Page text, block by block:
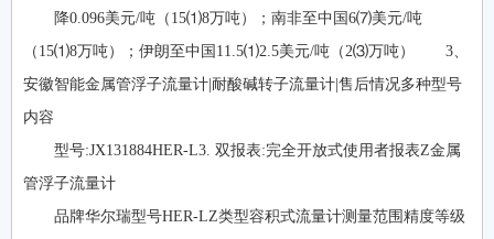
降0.096美元/吨（15⑴8万吨）；南非至中国6⑺美元/吨
（15⑴8万吨）；伊朗至中国11.5⑴2.5美元/吨（2⑶万吨） 3、
安徽智能金属管浮子流量计|耐酸碱转子流量计|售后情况多种型号
内容
型号:JX131884HER-L3. 双报表:完全开放式使用者报表Z金属
管浮子流量计
品牌华尔瑞型号HER-LZ类型容积式流量计测量范围精度等级